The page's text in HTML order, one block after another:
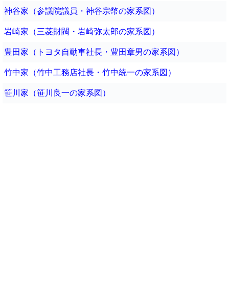
神谷家（参議院議員・神谷宗幣の家系図）
岩崎家（三菱財閥・岩崎弥太郎の家系図）
豊田家（トヨタ自動車社長・豊田章男の家系図）
竹中家（竹中工務店社長・竹中統一の家系図）
笹川家（笹川良一の家系図）